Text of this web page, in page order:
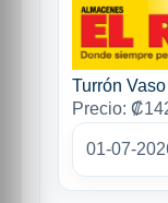
Turrón
Precio:
01-07-